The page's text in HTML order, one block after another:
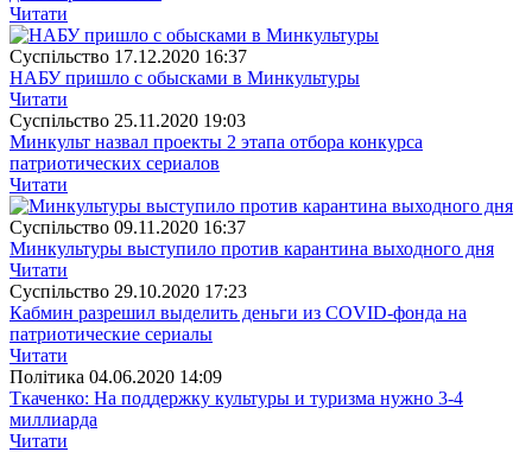
Читати
Суспiльство 17.12.2020 16:37
НАБУ пришло с обысками в Минкультуры
Читати
Суспiльство 25.11.2020 19:03
Минкульт назвал проекты 2 этапа отбора конкурса
патриотических сериалов
Читати
Суспiльство 09.11.2020 16:37
Минкультуры выступило против карантина выходного дня
Читати
Суспiльство 29.10.2020 17:23
Кабмин разрешил выделить деньги из COVID-фонда на
патриотические сериалы
Читати
Полiтика 04.06.2020 14:09
Ткаченко: На поддержку культуры и туризма нужно 3-4
миллиарда
Читати